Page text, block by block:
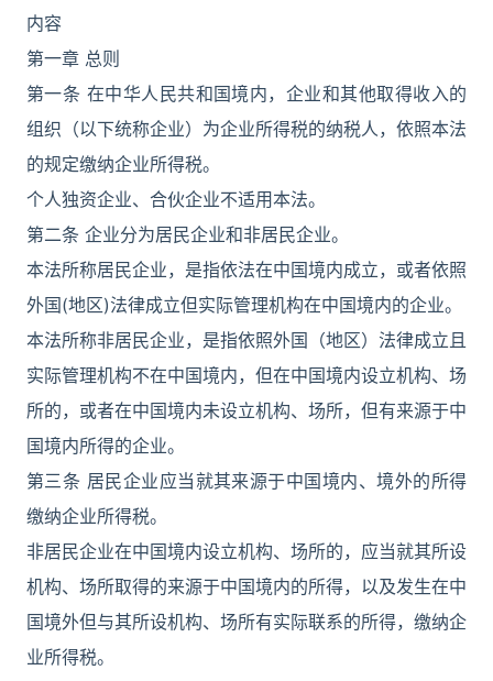
内容
第一章 总则
第一条 在中华人民共和国境内，企业和其他取得收入的
组织（以下统称企业）为企业所得税的纳税人，依照本法
的规定缴纳企业所得税。
个人独资企业、合伙企业不适用本法。
第二条 企业分为居民企业和非居民企业。
本法所称居民企业，是指依法在中国境内成立，或者依照
外国(地区)法律成立但实际管理机构在中国境内的企业。
本法所称非居民企业，是指依照外国（地区）法律成立且
实际管理机构不在中国境内，但在中国境内设立机构、场
所的，或者在中国境内未设立机构、场所，但有来源于中
国境内所得的企业。
第三条 居民企业应当就其来源于中国境内、境外的所得
缴纳企业所得税。
非居民企业在中国境内设立机构、场所的，应当就其所设
机构、场所取得的来源于中国境内的所得，以及发生在中
国境外但与其所设机构、场所有实际联系的所得，缴纳企
业所得税。